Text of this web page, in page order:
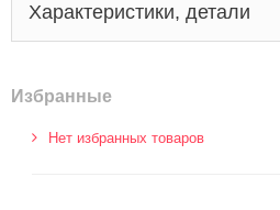
Характеристики, детали
Избранные
Нет избранных товаров